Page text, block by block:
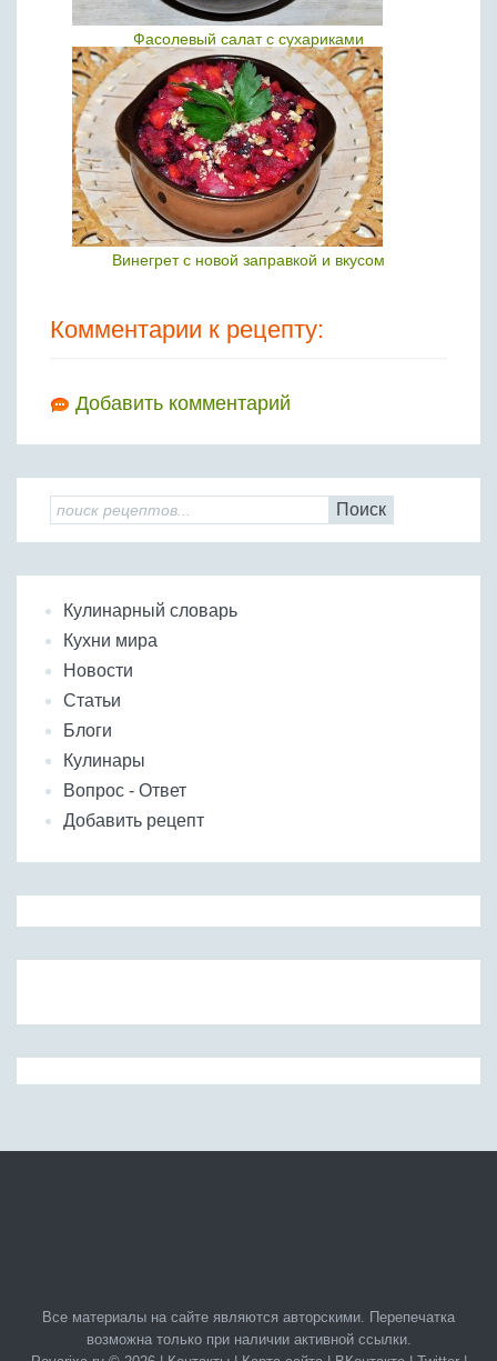
Фасолевый салат с сухариками
Винегрет с новой заправкой и вкусом
Комментарии к рецепту:
Добавить комментарий
Поиск
Кулинарный словарь
Кухни мира
Новости
Статьи
Блоги
Кулинары
Вопрос - Ответ
Добавить рецепт
Все материалы на сайте являются авторскими. Перепечатка
возможна только при наличии активной ссылки.